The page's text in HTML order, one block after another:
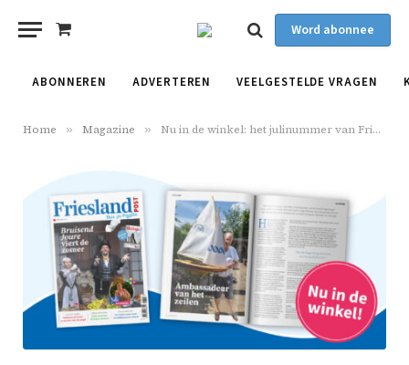
Shopping
Word abonnee
ABONNEREN ADVERTEREN VEELGESTELDE VRAGEN
Home » Magazine » Nu in de winkel: het julinummer van Friesland Post